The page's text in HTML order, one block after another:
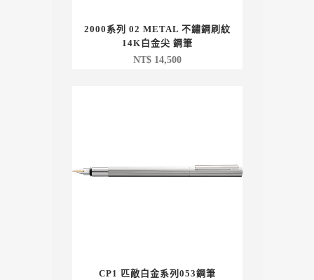
2000系列 02 METAL 不鏽鋼刷紋
14K白金尖 鋼筆
NT$14,500
CP1 匹敵白金系列053鋼筆